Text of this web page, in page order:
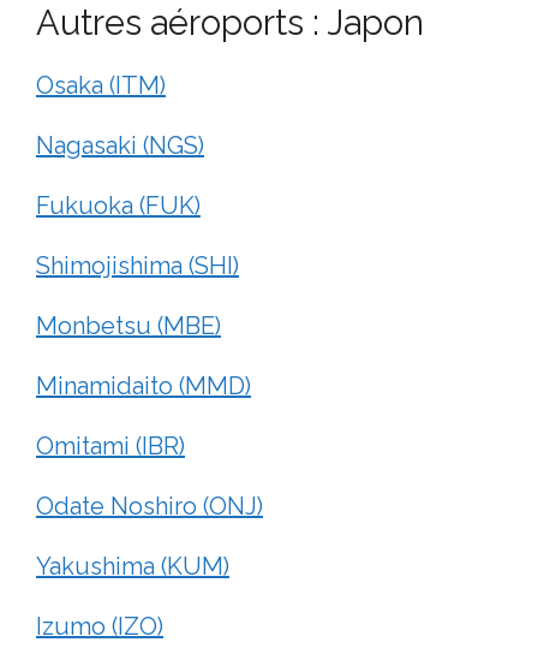
Autres aéroports : Japon
Osaka (ITM)
Nagasaki (NGS)
Fukuoka (FUK)
Shimojishima (SHI)
Monbetsu (MBE)
Minamidaito (MMD)
Omitami (IBR)
Odate Noshiro (ONJ)
Yakushima (KUM)
Izumo (IZO)